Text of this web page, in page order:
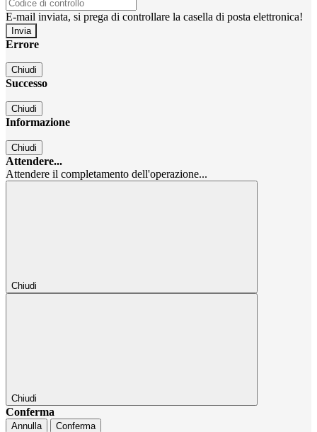
E-mail inviata, si prega di controllare la casella di posta elettronica!
Errore
Chiudi
Successo
Chiudi
Informazione
Chiudi
Attendere...
Attendere il completamento dell'operazione...
Chiudi
Chiudi
Conferma
Annulla Conferma